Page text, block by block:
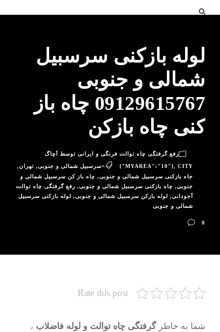
لوله بازکنی سرسبیل
شمالی و جنوبی
09129615767 چاه باز
کنی چاه بازکن
رفع گرفتگی چاه توالت فرنگی و ایرانی توسط آچاگ
{"MYAREA":"10"}, CITY=سرسبیل شمالی و جنوبی , تهران,
جاه بازکنی سرسبیل شمالی و جنوبی, چاه باز کن سرسبیل شمالی و
جنوبی, چاه بازکنی سرسبیل شمالی و جنوبی, رفع گرفتگی چاه توالت
آجودانی, لوله بازکن سرسبیل شمالی و جنوبی, لوله بازکنی سرسبیل
شمالی و جنوبی
0
Rate this post
شما به خاطرگرفتگی چاه توالت و لوله فاضلاب ،